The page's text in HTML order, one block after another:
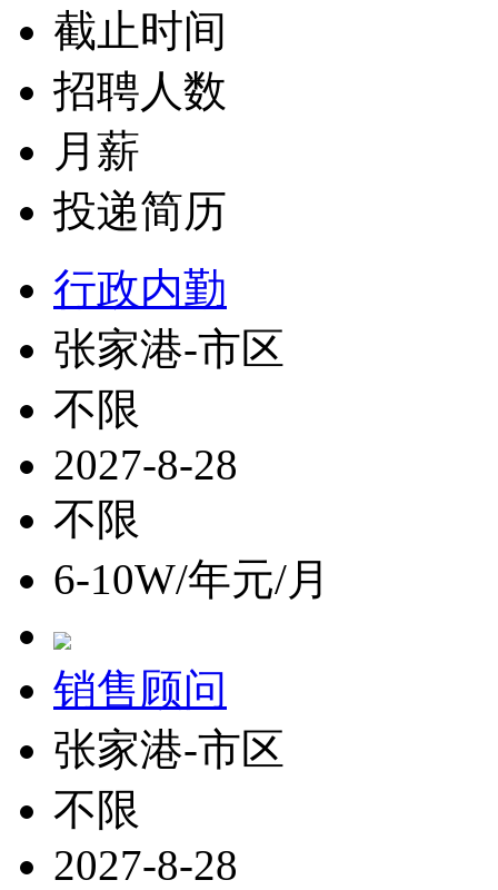
截止时间
招聘人数
月薪
投递简历
行政内勤
张家港-市区
不限
2027-8-28
不限
6-10W/年元/月
销售顾问
张家港-市区
不限
2027-8-28